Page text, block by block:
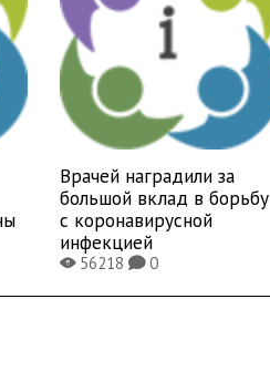
Врачей наградили за
большой вклад в борьбу
с коронавирусной
инфекцией
X56218K0